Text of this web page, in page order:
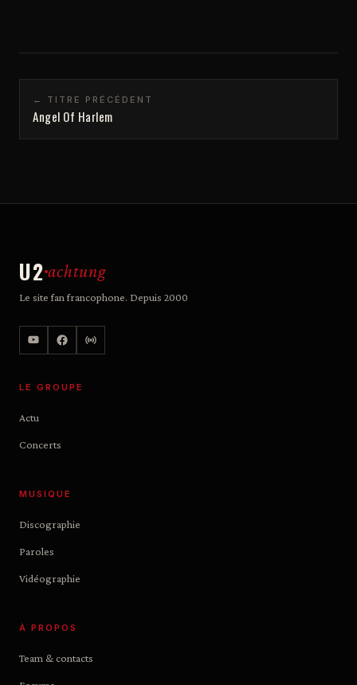
← TITRE PRÉCÉDENT
Angel Of Harlem
U2 achtung
Le site fan francophone. Depuis 2000
LE GROUPE
Actu
Concerts
MUSIQUE
Discographie
Paroles
Vidéographie
À PROPOS
Team & contacts